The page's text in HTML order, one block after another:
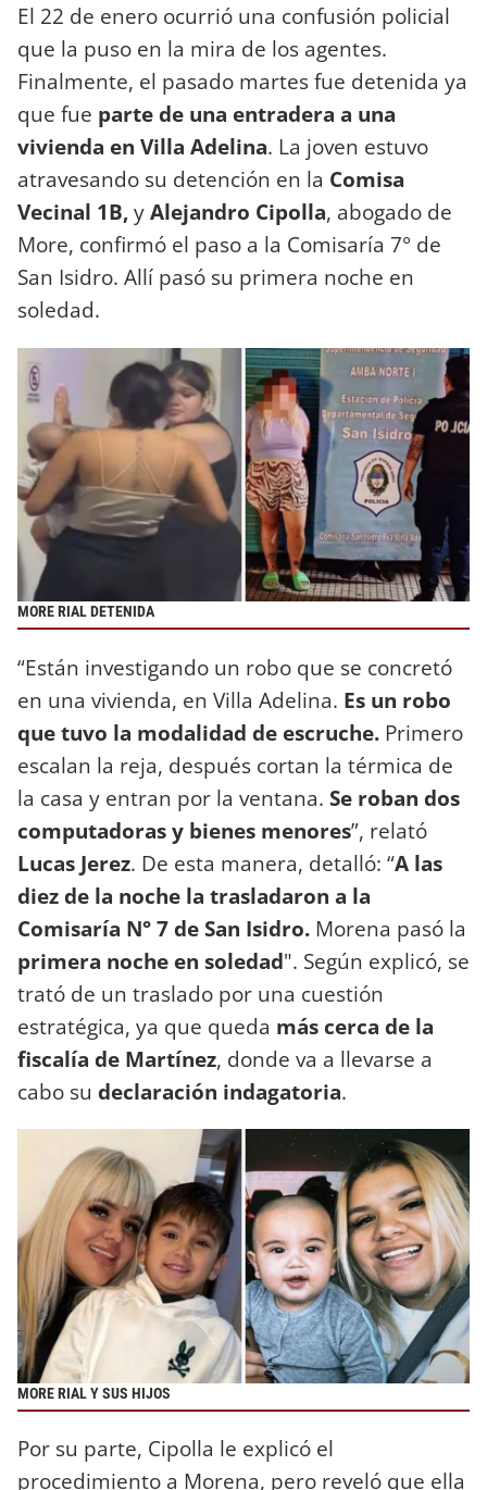
El 22 de enero ocurrió una confusión policial
que la puso en la mira de los agentes.
Finalmente, el pasado martes fue detenida ya
que fue parte de una entradera a una
vivienda en Villa Adelina. La joven estuvo
atravesando su detención en la Comisa
Vecinal 1B,yAlejandro Cipolla, abogado de
More, confirmó el paso a la Comisaría 7° de
San Isidro. Allí pasó su primera noche en
soledad.
MORE RIAL DETENIDA
“Están investigando un robo que se concretó
en una vivienda, en Villa Adelina. Es un robo
que tuvo la modalidad de escruche. Primero
escalan la reja, después cortan la térmica de
la casa y entran por la ventana. Se roban dos
computadoras y bienes menores”, relató
Lucas Jerez. De esta manera, detalló: “A las
diez de la noche la trasladaron a la
Comisaría N° 7 de San Isidro. Morena pasó la
primera noche en soledad". Según explicó, se
trató de un traslado por una cuestión
estratégica, ya que queda más cerca de la
fiscalía de Martínez, donde va a llevarse a
cabo su declaración indagatoria.
MORE RIAL Y SUS HIJOS
Por su parte, Cipolla le explicó el
procedimiento a Morena, pero reveló que ella